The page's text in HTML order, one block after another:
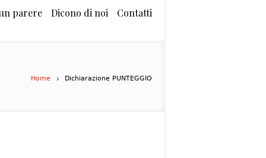
parere Dicono di noi Contatti
Home Dichiarazione PUNTEGGIO